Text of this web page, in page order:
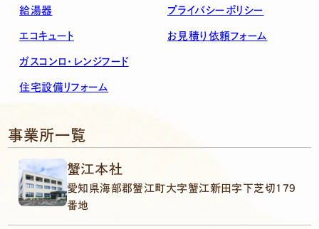
給湯器
エコキュート
ガスコンロ・レンジフード
住宅設備リフォーム
プライバシーポリシー
お見積り依頼フォーム
事業所一覧
蟹江本社
愛知県海部郡蟹江町大字蟹江新田字下芝切179
番地